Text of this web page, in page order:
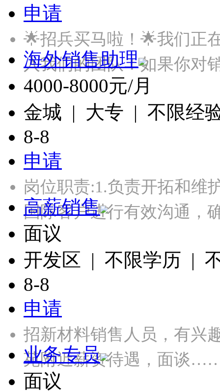
申请
🌟招兵买马啦！🌟我们正
入我们的团队！如果你
海外销售助理
4000-8000元/月
金城 | 大专 | 不限经
8-8
申请
岗位职责:1.负责开拓和维
国际客户进行有效沟通
高薪销售
面议
开发区 | 不限学历 |
8-8
申请
招新材料销售人员，有兴
苑附近薪资待遇，面谈
业务专员
面议